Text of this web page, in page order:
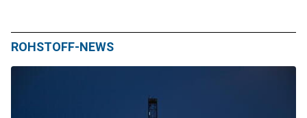
ROHSTOFF-NEWS